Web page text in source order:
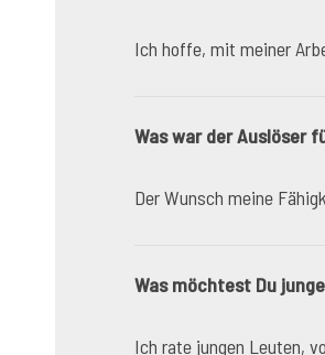
Ich hoffe, mit meiner
Was war der Auslöser
Der Wunsch meine
Was möchtest Du
Ich rate jungen Leuten,